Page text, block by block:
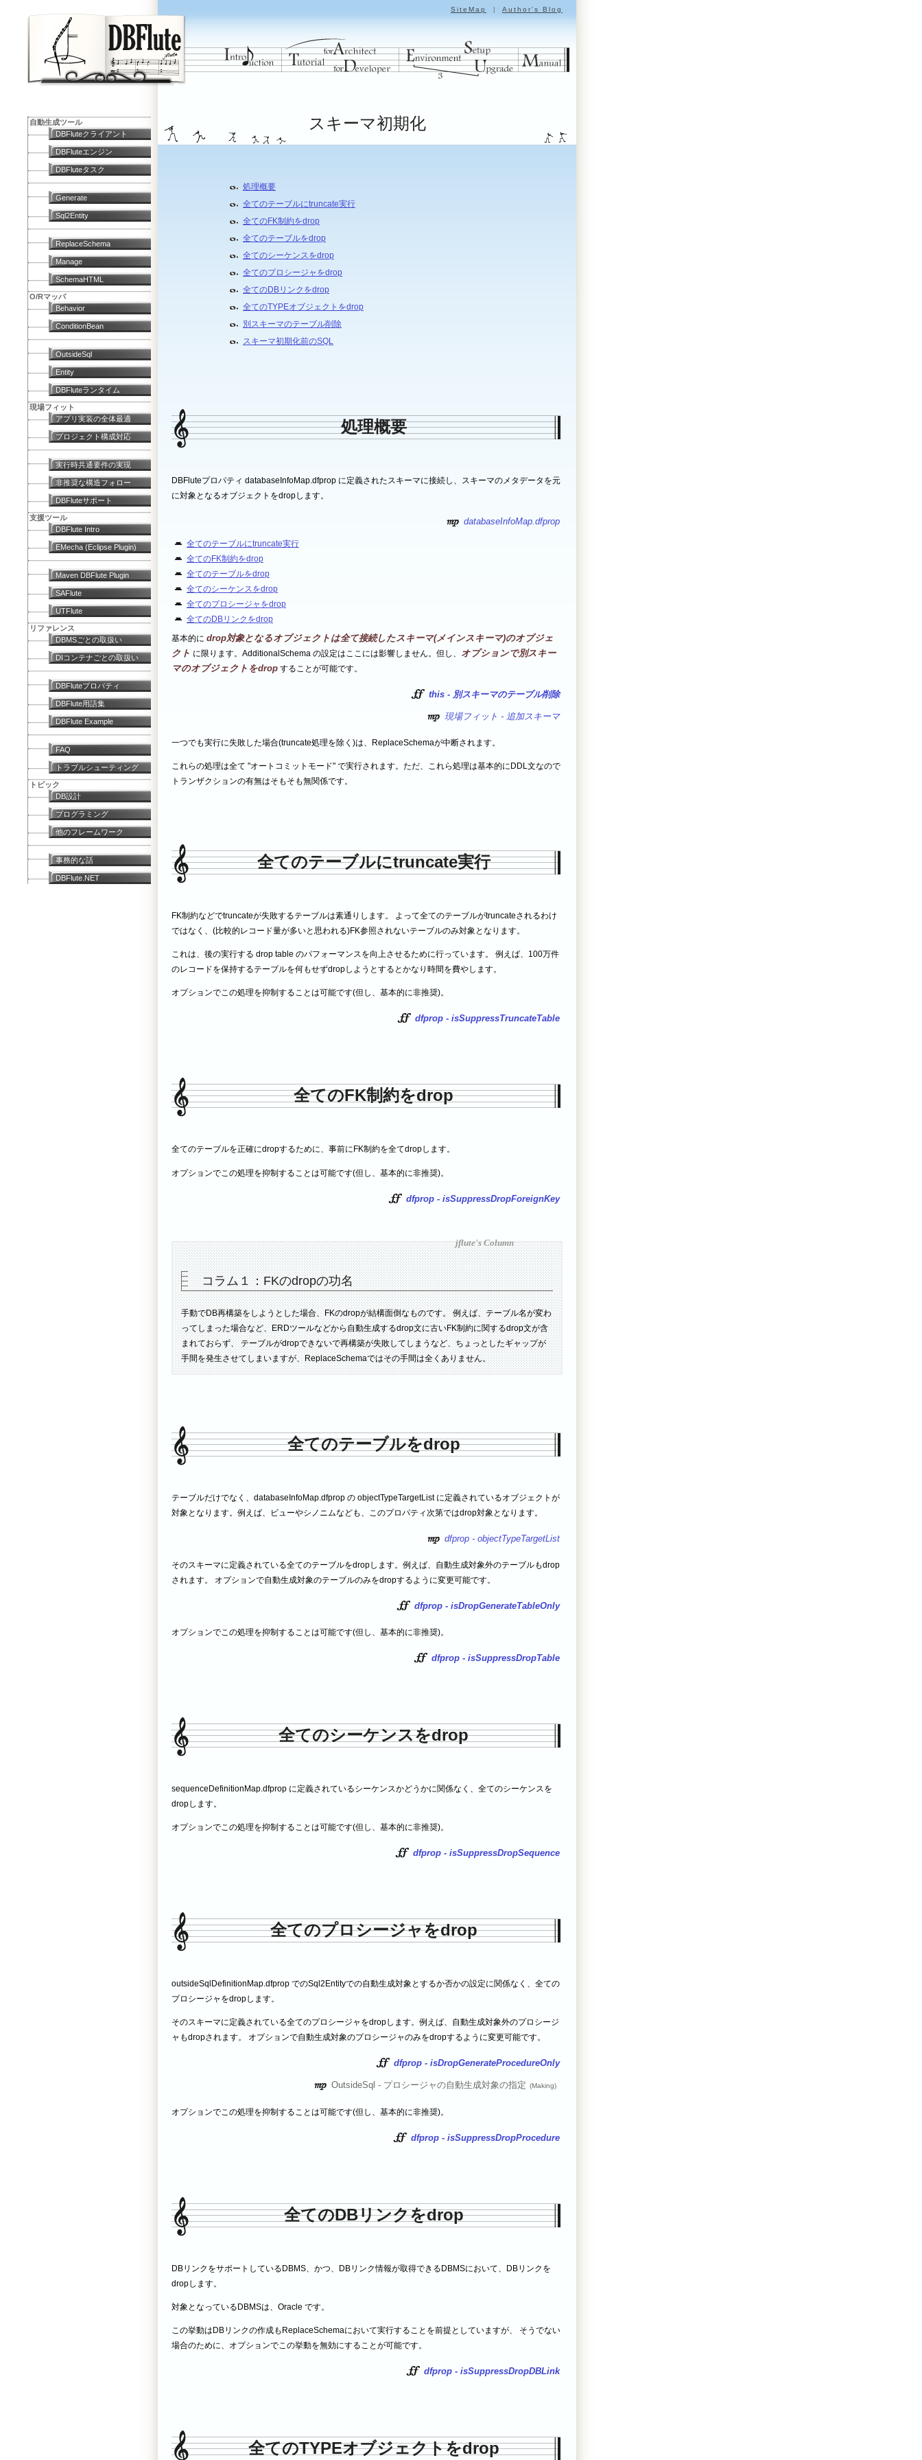
SiteMap | Author's Blog
スキーマ初期化
処理概要
全てのテーブルにtruncate実行
全てのFK制約をdrop
全てのテーブルをdrop
全てのシーケンスをdrop
全てのプロシージャをdrop
全てのDBリンクをdrop
全てのTYPEオブジェクトをdrop
別スキーマのテーブル削除
スキーマ初期化前のSQL
処理概要
DBFluteプロパティ databaseInfoMap.dfprop に定義されたスキーマに接続し、スキーマのメタデータを元
に対象となるオブジェクトをdropします。
databaseInfoMap.dfprop
全てのテーブルにtruncate実行
全てのFK制約をdrop
全てのテーブルをdrop
全てのシーケンスをdrop
全てのプロシージャをdrop
全てのDBリンクをdrop
基本的に drop対象となるオブジェクトは全て接続したスキーマ(メインスキーマ)のオブジェ
クト に限ります。AdditionalSchema の設定はここには影響しません。但し、 オプションで別スキー
マのオブジェクトをdrop することが可能です。
this - 別スキーマのテーブル削除
現場フィット - 追加スキーマ
一つでも実行に失敗した場合(truncate処理を除く)は、ReplaceSchemaが中断されます。
これらの処理は全て "オートコミットモード" で実行されます。ただ、これら処理は基本的にDDL文なので
トランザクションの有無はそもそも無関係です。
全てのテーブルにtruncate実行
FK制約などでtruncateが失敗するテーブルは素通りします。 よって全てのテーブルがtruncateされるわけ
ではなく、(比較的レコード量が多いと思われる)FK参照されないテーブルのみ対象となります。
これは、後の実行する drop table のパフォーマンスを向上させるために行っています。 例えば、100万件
のレコードを保持するテーブルを何もせずdropしようとするとかなり時間を費やします。
オプションでこの処理を抑制することは可能です(但し、基本的に非推奨)。
dfprop - isSuppressTruncateTable
全てのFK制約をdrop
全てのテーブルを正確にdropするために、事前にFK制約を全てdropします。
オプションでこの処理を抑制することは可能です(但し、基本的に非推奨)。
dfprop - isSuppressDropForeignKey
コラム１：FKのdropの功名
手動でDB再構築をしようとした場合、FKのdropが結構面倒なものです。 例えば、テーブル名が変わ
ってしまった場合など、ERDツールなどから自動生成するdrop文に古いFK制約に関するdrop文が含
まれておらず、 テーブルがdropできないで再構築が失敗してしまうなど、ちょっとしたギャップが
手間を発生させてしまいますが、ReplaceSchemaではその手間は全くありません。
全てのテーブルをdrop
テーブルだけでなく、databaseInfoMap.dfprop の objectTypeTargetList に定義されているオブジェクトが
対象となります。例えば、ビューやシノニムなども、このプロパティ次第ではdrop対象となります。
dfprop - objectTypeTargetList
そのスキーマに定義されている全てのテーブルをdropします。例えば、自動生成対象外のテーブルもdrop
されます。 オプションで自動生成対象のテーブルのみをdropするように変更可能です。
dfprop - isDropGenerateTableOnly
オプションでこの処理を抑制することは可能です(但し、基本的に非推奨)。
dfprop - isSuppressDropTable
全てのシーケンスをdrop
sequenceDefinitionMap.dfprop に定義されているシーケンスかどうかに関係なく、全てのシーケンスを
dropします。
オプションでこの処理を抑制することは可能です(但し、基本的に非推奨)。
dfprop - isSuppressDropSequence
全てのプロシージャをdrop
outsideSqlDefinitionMap.dfprop でのSql2Entityでの自動生成対象とするか否かの設定に関係なく、全ての
プロシージャをdropします。
そのスキーマに定義されている全てのプロシージャをdropします。例えば、自動生成対象外のプロシージ
ャもdropされます。 オプションで自動生成対象のプロシージャのみをdropするように変更可能です。
dfprop - isDropGenerateProcedureOnly
OutsideSql - プロシージャの自動生成対象の指定
オプションでこの処理を抑制することは可能です(但し、基本的に非推奨)。
dfprop - isSuppressDropProcedure
全てのDBリンクをdrop
DBリンクをサポートしているDBMS、かつ、DBリンク情報が取得できるDBMSにおいて、DBリンクを
dropします。
対象となっているDBMSは、Oracle です。
この挙動はDBリンクの作成もReplaceSchemaにおいて実行することを前提としていますが、 そうでない
場合のために、オプションでこの挙動を無効にすることが可能です。
dfprop - isSuppressDropDBLink
全てのTYPEオブジェクトをdrop
自動生成ツール
DBFluteクライアント
DBFluteエンジン
DBFluteタスク
Generate
Sql2Entity
ReplaceSchema
Manage
SchemaHTML
O/Rマッパ
Behavior
ConditionBean
OutsideSql
Entity
DBFluteランタイム
現場フィット
アプリ実装の全体最適
プロジェクト構成対応
実行時共通要件の実現
非推奨な構造フォロー
DBFluteサポート
支援ツール
DBFlute Intro
EMecha (Eclipse Plugin)
Maven DBFlute Plugin
SAFlute
UTFlute
リファレンス
DBMSごとの取扱い
DIコンテナごとの取扱い
DBFluteプロパティ
DBFlute用語集
DBFlute Example
FAQ
トラブルシューティング
トピック
DB設計
プログラミング
他のフレームワーク
事務的な話
DBFlute.NET